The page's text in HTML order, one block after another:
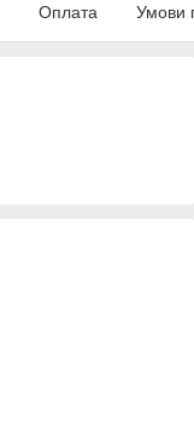
Оплата Умови